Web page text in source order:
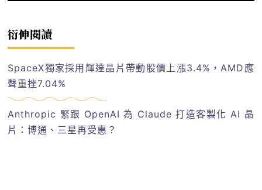
衍伸閱讀
SpaceX獨家採用輝達晶片帶動股價上漲3.4%，AMD應
聲重挫7.04%
Anthropic 緊跟 OpenAI 為 Claude 打造客製化 AI 晶
片：博通、三星再受惠？